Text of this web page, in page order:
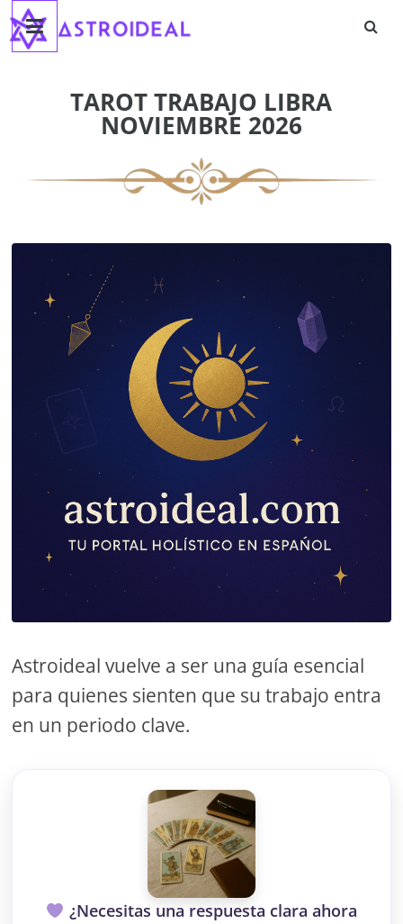
Saltar
contenido
Astroideal
TAROT TRABAJO LIBRA
NOVIEMBRE 2026
Astroideal vuelve a ser una guía esencial
para quienes sienten que su trabajo entra
en un periodo clave.
¿Necesitas una respuesta clara ahora